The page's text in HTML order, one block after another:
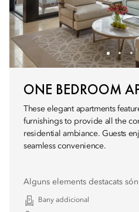
ONE BEDROOM
These elegant apartments
furnishings to provide all the
residential ambiance. Guests
seamless convenience.
Alguns elements destacats
Bany addicional